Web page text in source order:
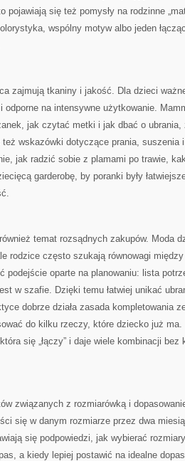
pojawiają się też pomysły na rodzinne
wspólny motyw albo jeden
zajmują tkaniny i jakość. Dla dzieci
odporne na intensywne użytkowanie.
jak czytać metki i jak dbać o ubrania,
wskazówki dotyczące prania, suszenia
jak radzić sobie z plamami po trawie,
garderobę, by poranki były
temat rozsądnych zakupów. Moda
rodzice często szukają równowagi
podejście oparte na planowaniu: lista
w szafie. Dzięki temu łatwiej unikać
dobrze działa zasada kompletowania
do kilku rzeczy, które dziecko już
się „łączy” i daje wiele kombinacji bez
związanych z rozmiarówką i
się w danym rozmiarze przez dwa
się podpowiedzi, jak wybierać rozmiary
a kiedy lepiej postawić na idealne